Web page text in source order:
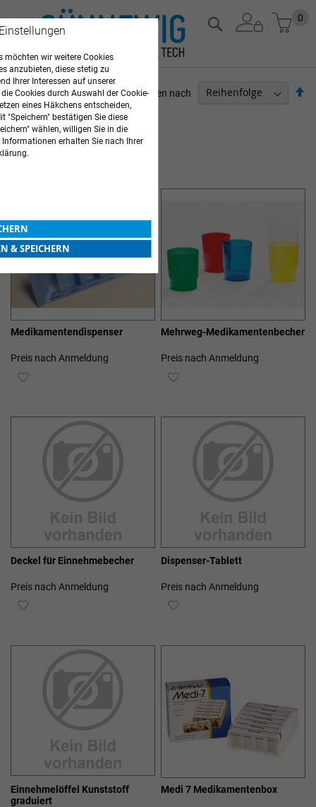
Zum
Inhalt
0
Suche
8Elemente
Sortieren nach
MEDIKAMENTENEINNAHME
Medikamentendispenser
Preis nach Anmeldung
ZUR
HINZUFÜGEN
Mehrweg-Medikamentenbecher
Preis nach Anmeldung
ZUR
HINZUFÜGEN
Deckel für Einnehmebecher
Preis nach Anmeldung
ZUR
HINZUFÜGEN
Dispenser-Tablett
Preis nach Anmeldung
ZUR
Einnehmelöffel Kunststoff
graduiert
Medi 7 Medikamentenbox
PFLEGEBEDARF
möchten wir weitere Cookies
anzubieten, diese stetig zu
Ihrer Interessen auf unserer
Cookies durch Auswahl der Cookie-
eines Häkchens entscheiden,
"Speichern" bestätigen Sie diese
wählen, willigen Sie in die
erhalten Sie nach Ihrer
& SPEICHERN